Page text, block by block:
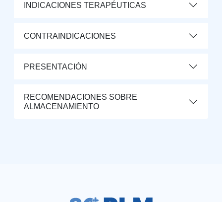
INDICACIONES TERAPÉUTICAS
CONTRAINDICACIONES
PRESENTACIÓN
RECOMENDACIONES SOBRE
ALMACENAMIENTO